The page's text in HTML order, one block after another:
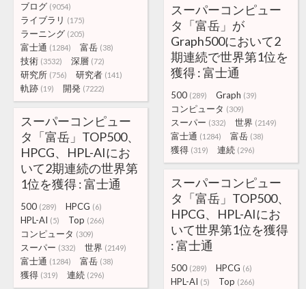
ブログ (9054)
ライブラリ (175)
ラーニング (205)
富士通 (1284) 富岳 (38)
技術 (3532) 深層 (72)
研究所 (756) 研究者 (141)
軌跡 (19) 開発 (7222)
スーパーコンピュー
タ「富岳」が
Graph500において2
期連続で世界第1位を
獲得 : 富士通
500 (289) Graph (39)
コンピュータ (309)
スーパー (332) 世界 (2149)
富士通 (1284) 富岳 (38)
獲得 (319) 連続 (296)
スーパーコンピュー
タ「富岳」TOP500、
HPCG、HPL-AIにお
いて2期連続の世界第
1位を獲得 : 富士通
500 (289) HPCG (6)
HPL-AI (5) Top (266)
コンピュータ (309)
スーパー (332) 世界 (2149)
富士通 (1284) 富岳 (38)
獲得 (319) 連続 (296)
スーパーコンピュー
タ「富岳」TOP500、
HPCG、HPL-AIにお
いて世界第1位を獲得
: 富士通
500 (289) HPCG (6)
HPL-AI (5) Top (266)